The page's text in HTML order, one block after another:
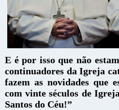
E é por isso que não
continuadores da Igreja
fazem as novidades que
com vinte séculos de
Santos do Céu!”